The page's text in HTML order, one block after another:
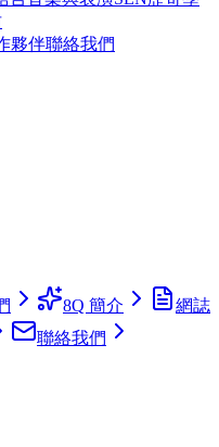
夥伴聯絡我們
8Q 簡介
網誌
聯絡我們